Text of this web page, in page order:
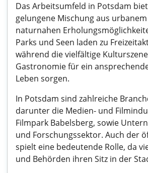
Das Arbeitsumfeld in Potsdam
gelungene Mischung aus
naturnahen
Parks und Seen laden zu
während die vielfältige
Gastronomie für ein
Leben sorgen.
In Potsdam sind zahlreiche
darunter die Medien- und
Filmpark Babelsberg, sowie
und Forschungssektor. Auch der
spielt eine bedeutende Rolle, da
und Behörden ihren Sitz in der